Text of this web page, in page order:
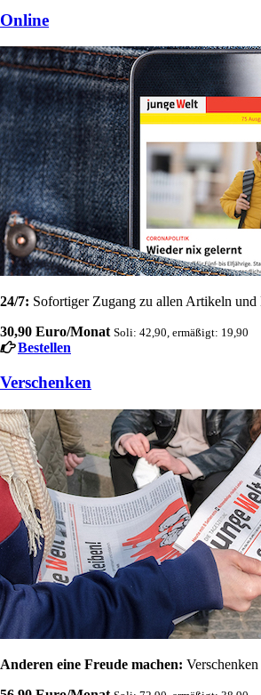
Online
24/7: Sofortiger Zugang zu allen Artikeln und
30,90 Euro/Monat Soli: 42,90, ermäßigt: 19,90
Bestellen
Verschenken
Anderen eine Freude machen: